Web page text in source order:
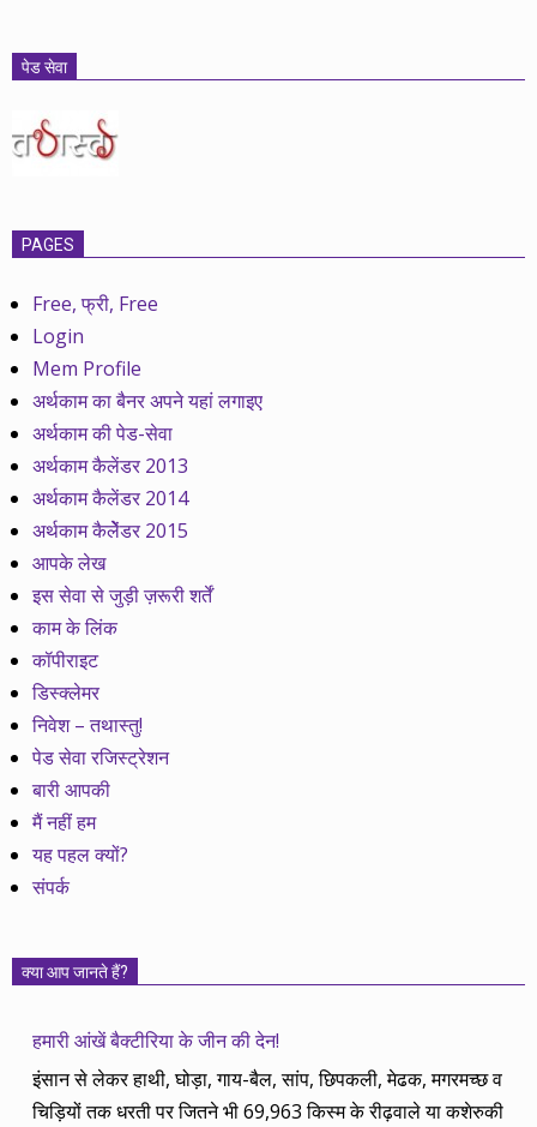
पेड सेवा
PAGES
Free, फ्री, Free
Login
Mem Profile
अर्थकाम का बैनर अपने यहां लगाइए
अर्थकाम की पेड-सेवा
अर्थकाम कैलेंडर 2013
अर्थकाम कैलेंडर 2014
अर्थकाम कैलेेंडर 2015
आपके लेख
इस सेवा से जुड़ी ज़रूरी शर्तें
काम के लिंक
कॉपीराइट
डिस्क्लेमर
निवेश – तथास्तु!
पेड सेवा रजिस्ट्रेशन
बारी आपकी
मैं नहीं हम
यह पहल क्यों?
संपर्क
क्या आप जानते हैं?
हमारी आंखें बैक्टीरिया के जीन की देन!
इंसान से लेकर हाथी, घोड़ा, गाय-बैल, सांप, छिपकली, मेढक, मगरमच्छ व
चिड़ियों तक धरती पर जितने भी 69,963 किस्म के रीढ़वाले या कशेरुकी